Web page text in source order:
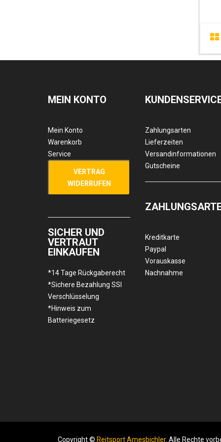
MEIN KONTO
Mein Konto
Warenkorb
Service
VERTRAG
WIDERRUFEN
SICHER UND
VERTRAUT
EINKAUFEN
*14 Tage Rückgaberecht
*Sichere Bezahlung SSl
Verschlüsselung
*Hinweis zum
Batteriegesetz
Zahlungsarten
Lieferzeiten
Versandinformationen
Gutscheine
Kreditkarte
Paypal
Vorauskasse
Nachnahme
Copyright © Reitsport Amesbichler. Alle Rechte